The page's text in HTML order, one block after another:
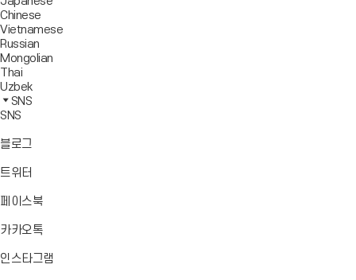
동
열
기
Chinese
Vietnamese
Russian
Mongolian
Thai
Uzbek
SNS
SNS
블로그
트위터
가
페이스북바
가
카카오톡바
가
인스타그램